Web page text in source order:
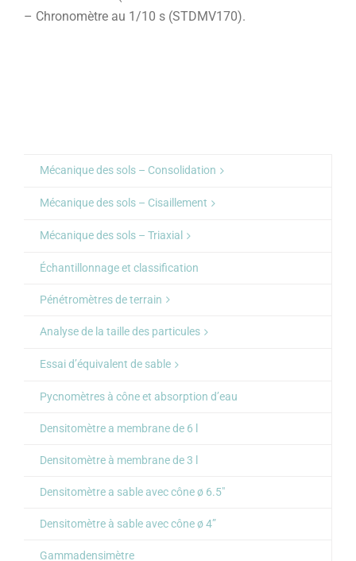
– Chronomètre au 1/10 s (STDMV170).
Mécanique des sols – Consolidation
Mécanique des sols – Cisaillement
Mécanique des sols – Triaxial
Échantillonnage et classification
Pénétromètres de terrain
Analyse de la taille des particules
Essai d’équivalent de sable
Pycnomètres à cône et absorption d’eau
Densitomètre a membrane de 6 l
Densitomètre à membrane de 3 l
Densitomètre a sable avec cône ø 6.5″
Densitomètre à sable avec cône ø 4”
Gammadensimètre